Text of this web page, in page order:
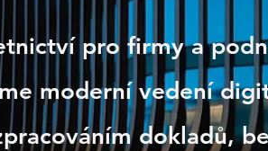
pro firmy a
moderní vedení
dokladů,